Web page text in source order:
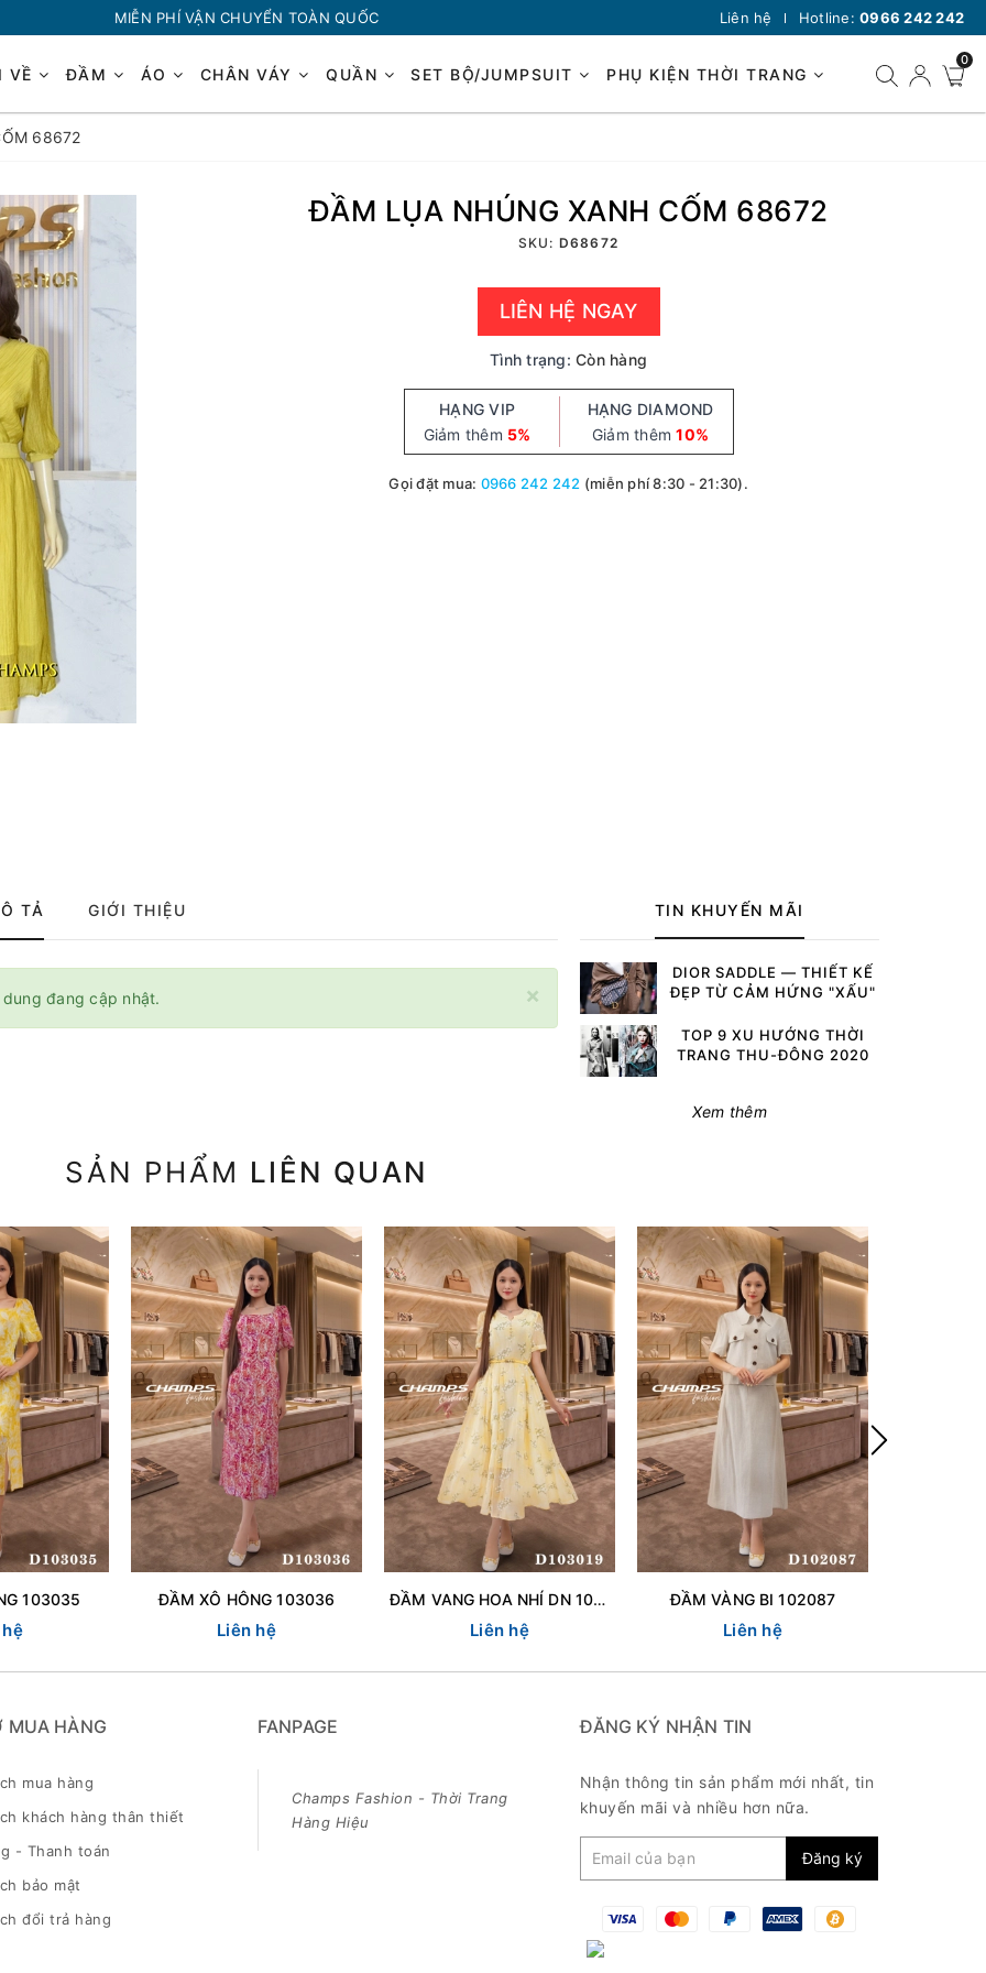
MIỄN PHÍ VẬN CHUYỂN TOÀN QUỐC Liên hệ Hotline: 0966 242 242
VỀ ĐẦM ÁO CHÂN VÁY QUẦN SET BỘ/JUMPSUIT PHỤ KIỆN THỜI TRANG
0
68672
ĐẦM LỤA NHÚNG XANH CỐM 68672
SKU: D68672
LIÊN HỆ NGAY
Tình trạng: Còn hàng
HẠNG VIP
Giảm thêm 5%
HẠNG DIAMOND
Giảm thêm10%
Gọi đặt mua: 0966 242 242 (miễn phí 8:30 - 21:30).
TẢ GIỚI THIỆU
×
dung đang cập nhật.
TIN KHUYẾN MÃI
DIOR SADDLE — THIẾT KẾ
ĐẸP TỪ CẢM HỨNG "XẤU"
TOP 9 XU HƯỚNG THỜI
TRANG THU-ĐÔNG 2020
Xem thêm
SẢN PHẨM LIÊN QUAN
103035 ĐẦM XÔ HÔNG 103036
Liên hệ
ĐẦM VANG HOA NHÍ DN 103019
Liên hệ
ĐẦM VÀNG BI 102087
Liên hệ
MUA HÀNG
mua hàng
khách hàng thân thiết
- Thanh toán
bảo mật
đổi trả hàng
FANPAGE
Champs Fashion - Thời Trang
Hàng Hiệu
ĐĂNG KÝ NHẬN TIN
Nhận thông tin sản phẩm mới nhất, tin
khuyến mãi và nhiều hơn nữa.
Đăng ký